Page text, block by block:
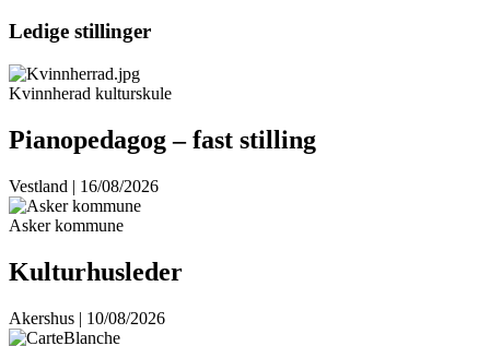
Ledige stillinger
Kvinnherad kulturskule
Pianopedagog – fast stilling
Vestland | 16/08/2026
Asker kommune
Kulturhusleder
Akershus | 10/08/2026